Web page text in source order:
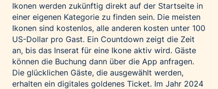
Ikonen werden zukünftig direkt auf der Startseite in
einer eigenen Kategorie zu finden sein. Die meisten
Ikonen sind kostenlos, alle anderen kosten unter 100
US-Dollar pro Gast. Ein Countdown zeigt die Zeit
an, bis das Inserat für eine Ikone aktiv wird. Gäste
können die Buchung dann über die App anfragen.
Die glücklichen Gäste, die ausgewählt werden,
erhalten ein digitales goldenes Ticket. Im Jahr 2024